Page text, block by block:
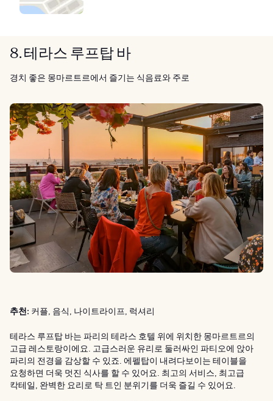
8. 테라스 루프탑 바
경치 좋은 몽마르트르에서 즐기는 식음료와 주로
추천: 커플, 음식, 나이트라이프, 럭셔리
테라스 루프탑 바는 파리의 테라스 호텔 위에 위치한 몽마르트르의
고급 레스토랑이에요. 고급스러운 유리로 둘러싸인 파티오에 앉아
파리의 전경을 감상할 수 있죠. 에펠탑이 내려다보이는 테이블을
요청하면 더욱 멋진 식사를 할 수 있어요. 최고의 서비스, 최고급
칵테일, 완벽한 요리로 탁 트인 분위기를 더욱 즐길 수 있어요.